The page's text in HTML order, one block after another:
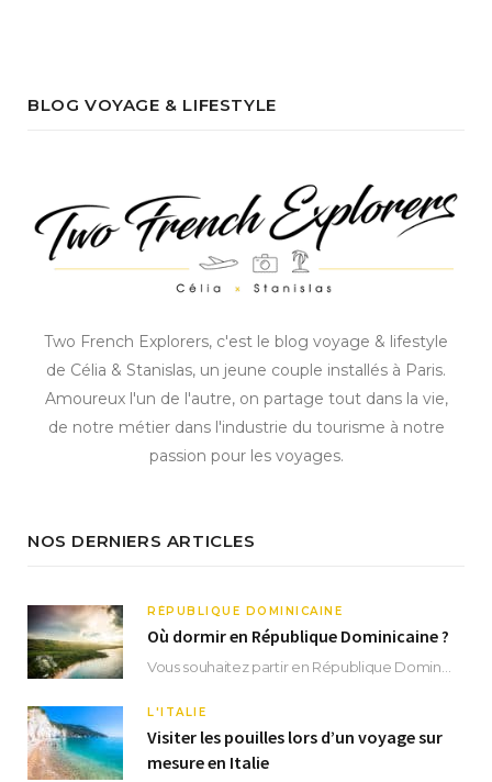
BLOG VOYAGE & LIFESTYLE
Two French Explorers, c'est le blog voyage & lifestyle
de Célia & Stanislas, un jeune couple installés à Paris.
Amoureux l'un de l'autre, on partage tout dans la vie,
de notre métier dans l'industrie du tourisme à notre
passion pour les voyages.
NOS DERNIERS ARTICLES
RÉPUBLIQUE DOMINICAINE
Où dormir en République Dominicaine ?
L'ITALIE
Visiter les pouilles lors d’un voyage sur
mesure en Italie